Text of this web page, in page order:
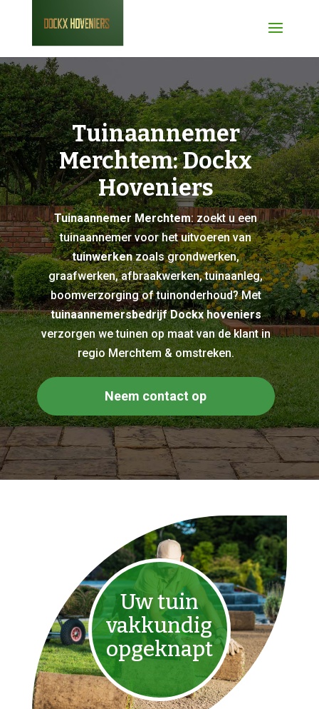
Tuinaannemer
Merchtem: Dockx
Hoveniers
Tuinaannemer Merchtem: zoekt u een
tuinaannemer voor het uitvoeren van
tuinwerkenzoals grondwerken,
graafwerken, afbraakwerken, tuinaanleg,
boomverzorging of tuinonderhoud? Met
tuinaannemersbedrijf Dockx hoveniers
verzorgen we tuinen op maat van de klant in
regio Merchtem & omstreken.
Neem contact op
Uw tuin
vakkundig
opgeknapt